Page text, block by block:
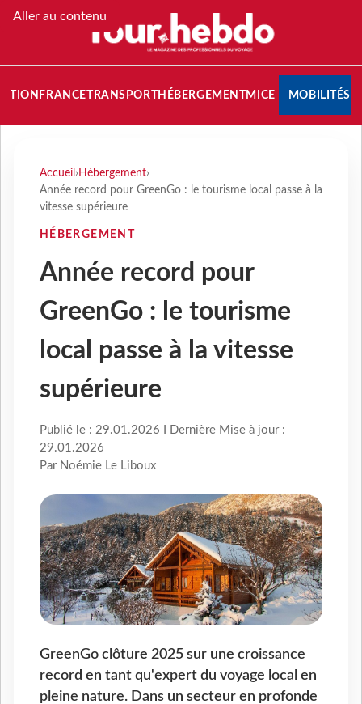
Aller au contenu
FRANCETRANSPORT HÉBERGEMENTMICE MOBILITÉS
Accueil › Hébergement›
Année record pour GreenGo : le tourisme local passe à la
vitesse supérieure
HÉBERGEMENT
Année record pour
GreenGo : le tourisme
local passe à la vitesse
supérieure
Publié le : 29.01.2026 I Dernière Mise à jour :
29.01.2026
Par Noémie Le Liboux
GreenGo clôture 2025 sur une croissance
record en tant qu'expert du voyage local en
pleine nature. Dans un secteur en profonde